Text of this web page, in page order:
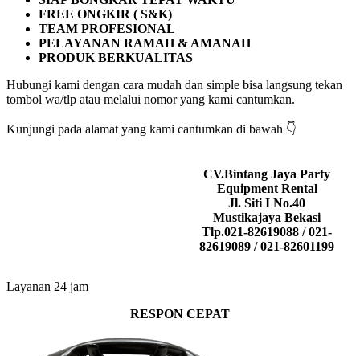
FREE ONGKIR ( S&K)
TEAM PROFESIONAL
PELAYANAN RAMAH & AMANAH
PRODUK BERKUALITAS
Hubungi kami dengan cara mudah dan simple bisa langsung tekan
tombol wa/tlp atau melalui nomor yang kami cantumkan.
Kunjungi pada alamat yang kami cantumkan di bawah 👇
CV.Bintang Jaya Party
Equipment Rental
Jl. Siti I No.40
Mustikajaya Bekasi
Tlp.021-82619088 / 021-
82619089 / 021-82601199
Layanan 24 jam
RESPON CEPAT